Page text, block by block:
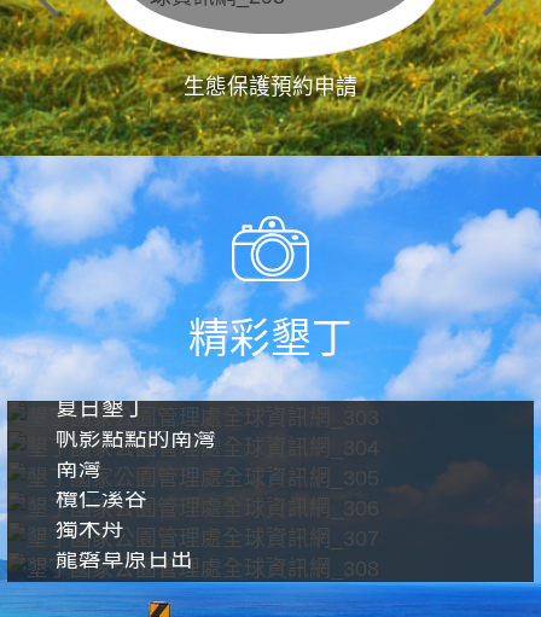
生態保護預約申請
精彩墾丁
夏日墾丁
帆影點點的南灣
南灣
欖仁溪谷
獨木舟
龍磐草原日出